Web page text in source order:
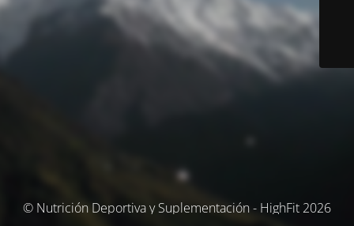
© Nutrición Deportiva y Suplementación - HighFit 2026